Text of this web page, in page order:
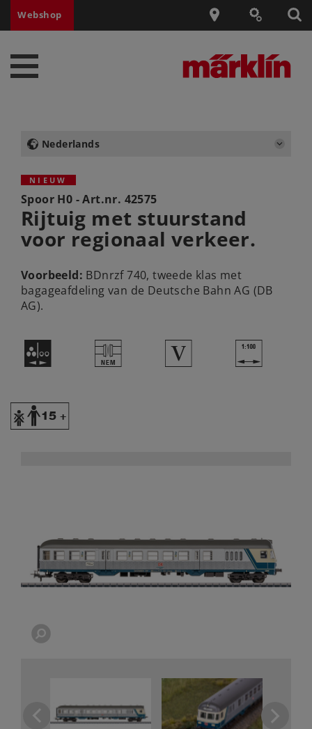
Webshop
Nederlands
NIEUW
Spoor H0 - Art.nr. 42575
Rijtuig met stuurstand
voor regionaal verkeer.
Voorbeeld: BDnrzf 740, tweede klas met
bagageafdeling van de Deutsche Bahn AG (DB
AG).
N U 5 {
Y